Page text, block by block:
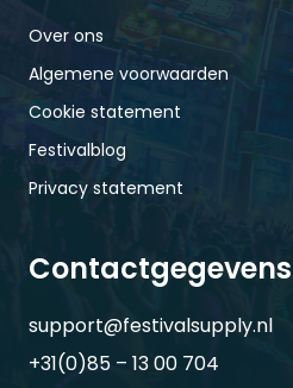
Over ons
Algemene voorwaarden
Cookie statement
Festivalblog
Privacy statement
Contactgegevens
support@festivalsupply.nl
+31(0)85 – 13 00 704